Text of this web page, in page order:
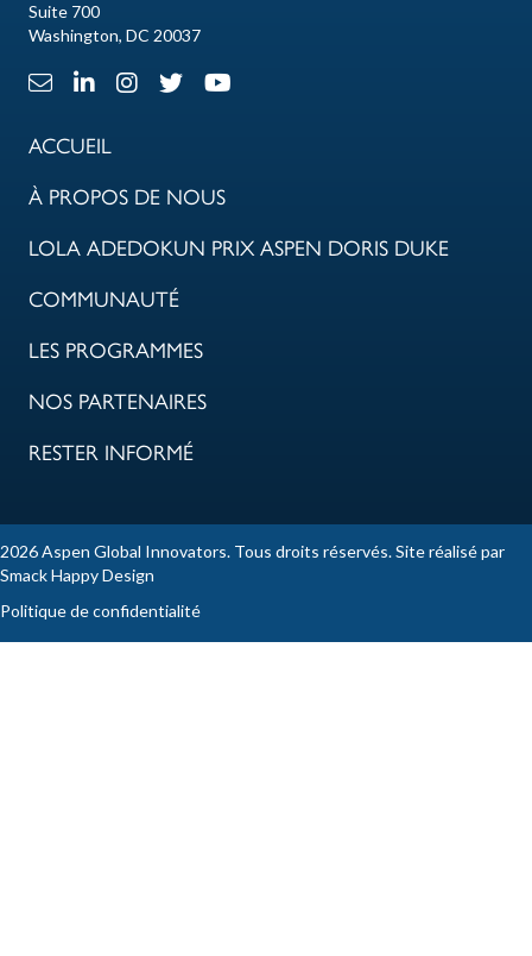
Suite 700
Washington, DC 20037
Lien e-mailLien LinkedIn
Lien Instagram
X Lien Lien Youtube
ACCUEIL
À PROPOS DE NOUS
LOLA ADEDOKUN PRIX ASPEN DORIS DUKE
COMMUNAUTÉ
LES PROGRAMMES
NOS PARTENAIRES
RESTER INFORMÉ
2026 Aspen Global Innovators. Tous droits réservés. Site réalisé par
Smack Happy Design
Politique de confidentialité